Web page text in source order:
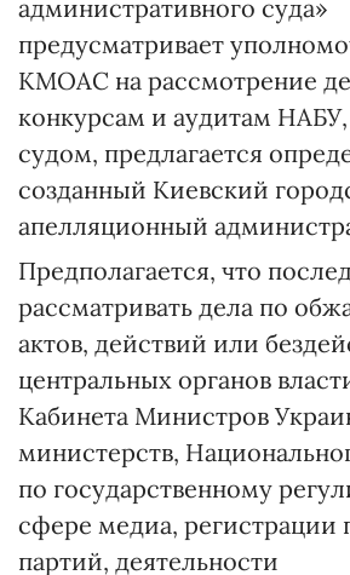
административного суда»
предусматривает
КМОАС на рассмотрение
конкурсам и аудитам
судом, предлагается
созданный Киевский
апелляционный
Предполагается, что
рассматривать дела по
актов, действий или
центральных органов
Кабинета Министров
министерств,
по государственному
сфере медиа, регистрации
партий, деятельности